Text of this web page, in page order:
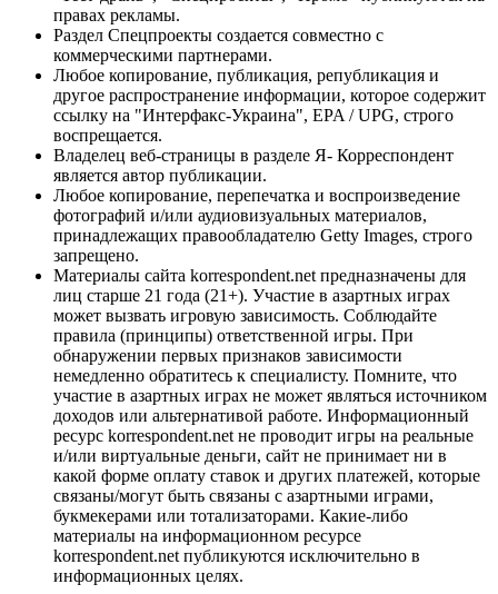
правах рекламы.
Раздел Спецпроекты создается совместно с
коммерческими партнерами.
Любое копирование, публикация, републикация и
другое распространение информации, которое содержит
ссылку на "Интерфакс-Украина", EPA / UPG, строго
воспрещается.
Владелец веб-страницы в разделе Я- Корреспондент
является автор публикации.
Любое копирование, перепечатка и воспроизведение
фотографий и/или аудиовизуальных материалов,
принадлежащих правообладателю Getty Images, строго
запрещено.
Материалы сайта korrespondent.net предназначены для
лиц старше 21 года (21+). Участие в азартных играх
может вызвать игровую зависимость. Соблюдайте
правила (принципы) ответственной игры. При
обнаружении первых признаков зависимости
немедленно обратитесь к специалисту. Помните, что
участие в азартных играх не может являться источником
доходов или альтернативой работе. Информационный
ресурс korrespondent.net не проводит игры на реальные
и/или виртуальные деньги, сайт не принимает ни в
какой форме оплату ставок и других платежей, которые
связаны/могут быть связаны с азартными играми,
букмекерами или тотализаторами. Какие-либо
материалы на информационном ресурсе
korrespondent.net публикуются исключительно в
информационных целях.